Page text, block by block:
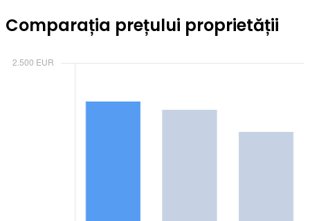
Comparația prețului proprietății